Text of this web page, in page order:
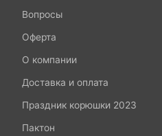
Вопросы
Оферта
О компании
Доставка и оплата
Праздник корюшки 2023
Пактон